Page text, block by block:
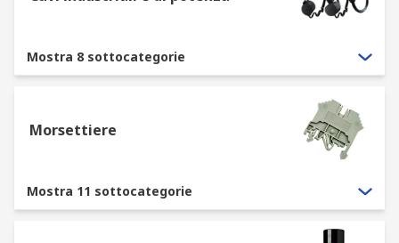
Mostra 8 sottocategorie
Morsettiere
Mostra 11 sottocategorie